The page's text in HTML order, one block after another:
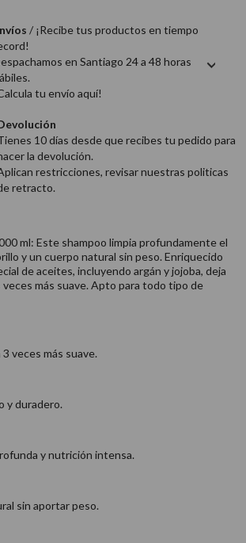
/ ¡Recibe tus productos en tiempo
en Santiago 24 a 48 horas
tu envío aquí!
10 días desde que recibes tu pedido para
la devolución.
restricciones, revisar nuestras politicas
retracto.
ml: Este shampoo limpia profundamente el
y un cuerpo natural sin peso. Enriquecido
de aceites, incluyendo argán y jojoba, deja
más suave. Apto para todo tipo de
veces más suave.​
y duradero.​
y nutrición intensa.​
sin aportar peso.​